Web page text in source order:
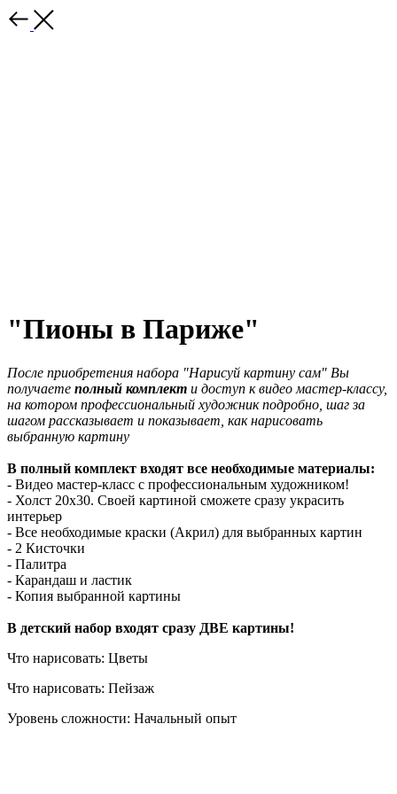
"Пионы в Париже"
После приобретения набора "Нарисуй картину сам" Вы
получаете полный комплект и доступ к видео мастер-классу,
на котором профессиональный художник подробно, шаг за
шагом рассказывает и показывает, как нарисовать
выбранную картину
В полный комплект входят все необходимые материалы:
- Видео мастер-класс с профессиональным художником!
- Холст 20х30. Своей картиной сможете сразу украсить
интерьер
- Все необходимые краски (Акрил) для выбранных картин
- 2 Кисточки
- Палитра
- Карандаш и ластик
- Копия выбранной картины
В детский набор входят сразу ДВЕ картины!
Что нарисовать: Цветы
Что нарисовать: Пейзаж
Уровень сложности: Начальный опыт